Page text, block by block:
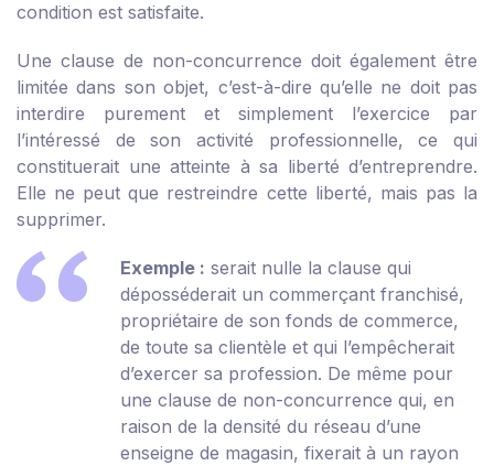
condition est satisfaite.
Une clause de non-concurrence doit également être
limitée dans son objet, c’est-à-dire qu’elle ne doit pas
interdire purement et simplement l’exercice par
l’intéressé de son activité professionnelle, ce qui
constituerait une atteinte à sa liberté d’entreprendre.
Elle ne peut que restreindre cette liberté, mais pas la
supprimer.
Exemple : serait nulle la clause qui
déposséderait un commerçant franchisé,
propriétaire de son fonds de commerce,
de toute sa clientèle et qui l’empêcherait
d’exercer sa profession. De même pour
une clause de non-concurrence qui, en
raison de la densité du réseau d’une
enseigne de magasin, fixerait à un rayon